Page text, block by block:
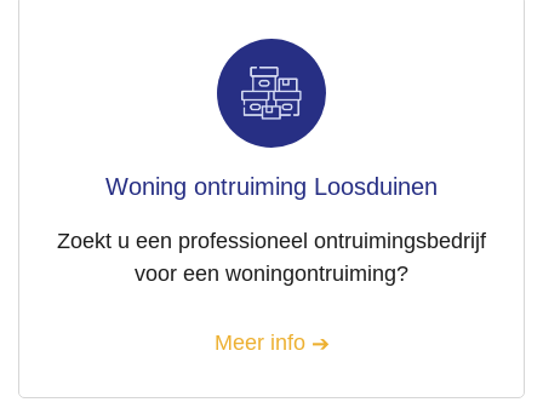
Woning ontruiming Loosduinen
Zoekt u een professioneel ontruimingsbedrijf
voor een woningontruiming?
Meer info